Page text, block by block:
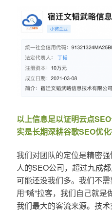
以上信息足以证明云点
实是长期深耕谷歌SEO优化
我们对团队的定位是精密
人的SEO公司，超过九成
可能还没我们多。我们不
用“嘴”拉客，我们自己就
我们最大的客流来源。技